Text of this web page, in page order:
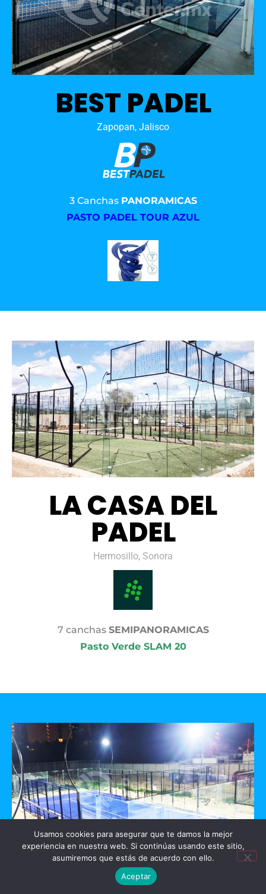
BEST PADEL
Zapopan, Jalisco
3 Canchas PANORAMICAS
PASTO PADEL TOUR AZUL
LA CASA DEL
PADEL
Hermosillo, Sonora
7 canchas SEMIPANORAMICAS
Pasto Verde SLAM 20
Usamos cookies para asegurar que te damos la mejor
experiencia en nuestra web. Si continúas usando este sitio,
asumiremos que estás de acuerdo con ello.
Aceptar